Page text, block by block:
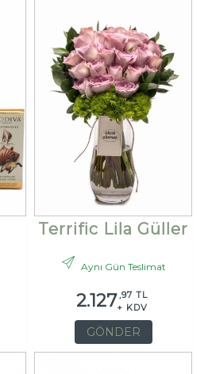
Terrific Lila Güller
Aynı Gün Teslimat
2.127 ,97 TL
+ KDV
GÖNDER